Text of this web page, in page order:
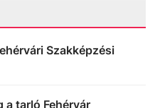
Szakképzési
a tarló Fehérvár